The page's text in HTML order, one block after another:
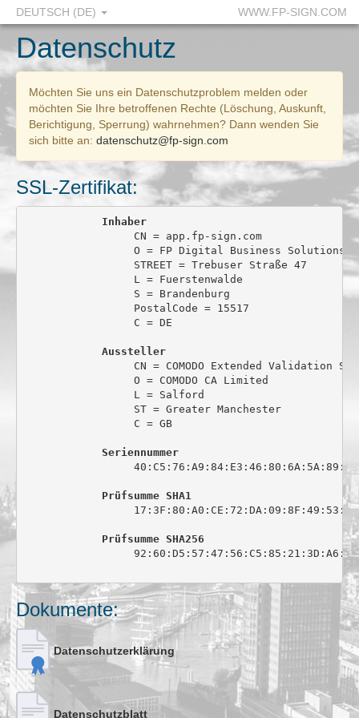
DEUTSCH (DE) WWW.FP-SIGN.COM
Datenschutz
Möchten Sie uns ein Datenschutzproblem melden oder
möchten Sie Ihre betroffenen Rechte (Löschung, Auskunft,
Berichtigung, Sperrung) wahrnehmen? Dann wenden Sie
sich bitte an: datenschutz@fp-sign.com
SSL-Zertifikat:
Inhaber
                 CN = app.fp-sign.com
O = FP Digital Business Solutions
                 STREET = Trebuser Straße 47
                 L = Fuerstenwalde
                 S = Brandenburg
                 PostalCode = 15517
                 C = DE
Aussteller
CN = COMODO Extended Validation
                 O = COMODO CA Limited
                 L = Salford
                 ST = Greater Manchester
                 C = GB
Seriennummer
Prüfsumme SHA1
Prüfsumme SHA256
Dokumente:
Datenschutzerklärung
Datenschutzblatt